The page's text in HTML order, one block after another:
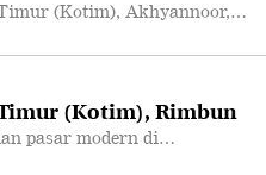
(Kotim), Akhyannoor,…
(Kotim), Rimbun
pasar modern di…